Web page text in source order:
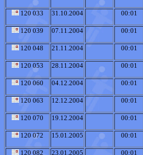
120 033 31.10.2004 00:01
120 039 07.11.2004 00:01
120 048 21.11.2004 00:01
120 053 28.11.2004 00:01
120 060 04.12.2004 00:01
120 063 12.12.2004 00:01
120 070 19.12.2004 00:01
120 072 15.01.2005 00:01
120 082 23.01.2005 00:01